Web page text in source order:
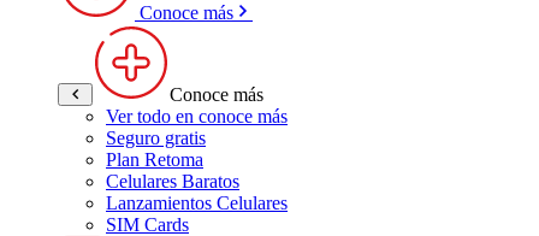
Conoce más
Conoce más
Ver todo en conoce más
Seguro gratis
Plan Retoma
Celulares Baratos
Lanzamientos Celulares
SIM Cards